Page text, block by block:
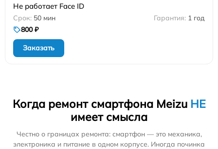
Не работает Face ID
50 мин
1 год
800 ₽
Заказать
Когда ремонт смартфона Meizu НЕ
имеет смысла
Честно о границах ремонта: смартфон — это механика,
электроника и питание в одном корпусе. Иногда починка